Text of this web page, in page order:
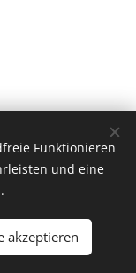
Gaugusch
Funktionieren
und eine
akzeptieren